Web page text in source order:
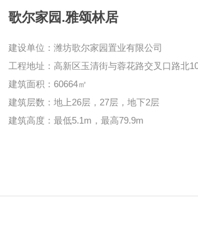
歌尔家园.雅颂林居
建设单位：潍坊歌尔家园置业有限公司
工程地址：高新区玉清街与蓉花路交叉口路北
建筑面积：60664㎡
建筑层数：地上26层，27层，地下2层
建筑高度：最低5.1m，最高79.9m